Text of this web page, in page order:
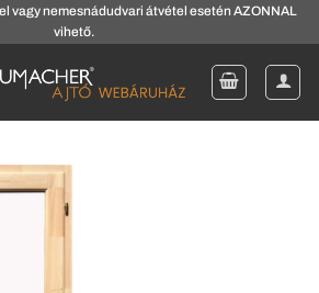
vagy nemesnádudvari átvétel esetén AZONNAL
vihető.